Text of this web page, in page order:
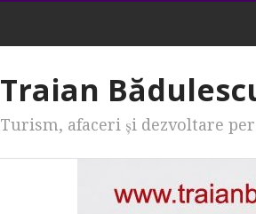
Traian
Turism, afaceri şi dezvoltare